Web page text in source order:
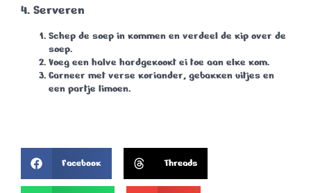
4. Serveren
Schep de soep in kommen en verdeel de kip over de
soep.
Voeg een halve hardgekookt ei toe aan elke kom.
Garneer met verse koriander, gebakken uitjes en
een partje limoen.
Facebook Threads